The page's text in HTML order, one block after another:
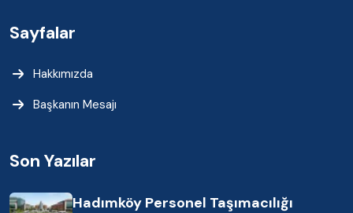
Sayfalar
Hakkımızda
Başkanın Mesajı
Son Yazılar
Hadımköy Personel Taşımacılığı